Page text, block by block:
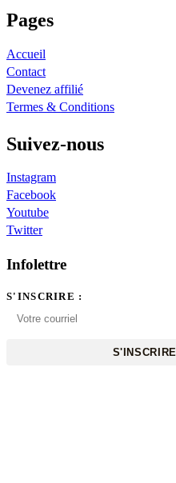
Pages
Accueil
Contact
Devenez affilié
Termes & Conditions
Suivez-nous
Instagram
Facebook
Youtube
Twitter
Infolettre
S'INSCRIRE :
S'INSCRIRE